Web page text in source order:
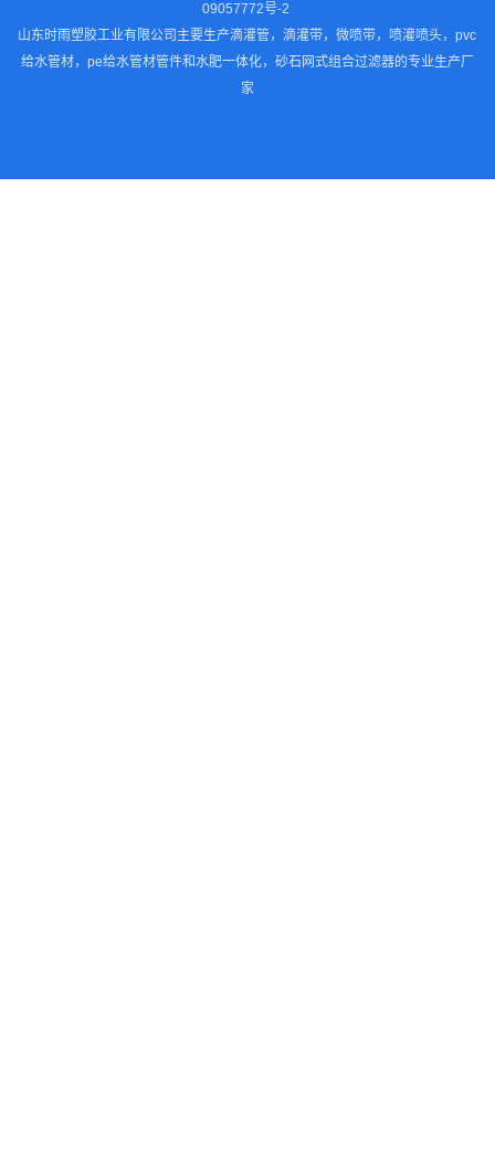
09057772号-2
山东时雨塑胶工业有限公司主要生产滴灌管，滴灌带，微喷带，喷灌喷头，pvc
给水管材，pe给水管材管件和水肥一体化，砂石网式组合过滤器的专业生产厂
家